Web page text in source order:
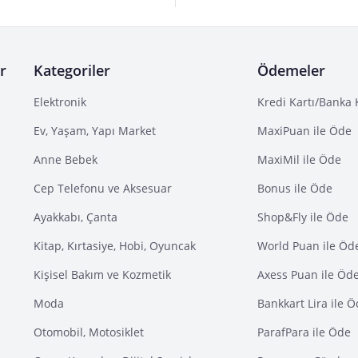
Kategoriler
Elektronik
Ev, Yaşam, Yapı Market
Anne Bebek
Cep Telefonu ve Aksesuar
Ayakkabı, Çanta
Kitap, Kırtasiye, Hobi, Oyuncak
Kişisel Bakım ve Kozmetik
Moda
Otomobil, Motosiklet
Ödemeler
Kredi Kartı/Banka
MaxiPuan ile Öde
MaxiMil ile Öde
Bonus ile Öde
Shop&Fly ile Öde
World Puan ile
Axess Puan ile
Bankkart Lira ile
ParafPara ile Öde